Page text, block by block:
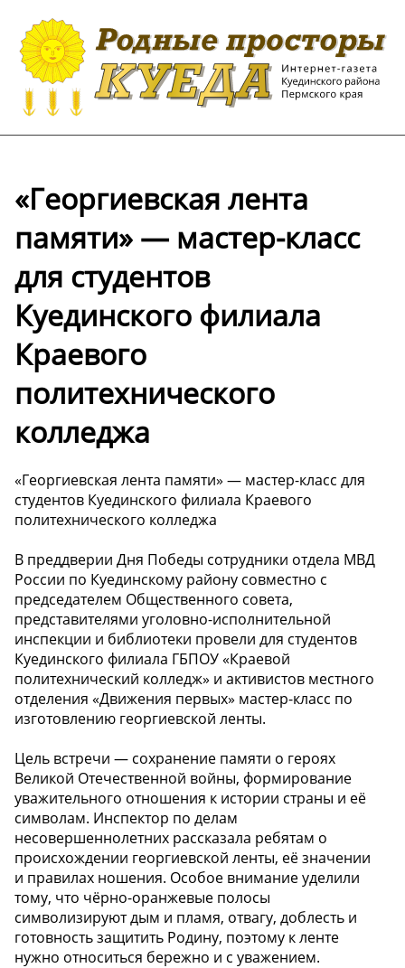
«Георгиевская лента
памяти» — мастер-класс
для студентов
Куединского филиала
Краевого
политехнического
колледжа
«Георгиевская лента памяти» — мастер-класс для
студентов Куединского филиала Краевого
политехнического колледжа
В преддверии Дня Победы сотрудники отдела МВД
России по Куединскому району совместно с
председателем Общественного совета,
представителями уголовно-исполнительной
инспекции и библиотеки провели для студентов
Куединского филиала ГБПОУ «Краевой
политехнический колледж» и активистов местного
отделения «Движения первых» мастер-класс по
изготовлению георгиевской ленты.
Цель встречи — сохранение памяти о героях
Великой Отечественной войны, формирование
уважительного отношения к истории страны и её
символам. Инспектор по делам
несовершеннолетних рассказала ребятам о
происхождении георгиевской ленты, её значении
и правилах ношения. Особое внимание уделили
тому, что чёрно-оранжевые полосы
символизируют дым и пламя, отвагу, доблесть и
готовность защитить Родину, поэтому к ленте
нужно относиться бережно и с уважением.